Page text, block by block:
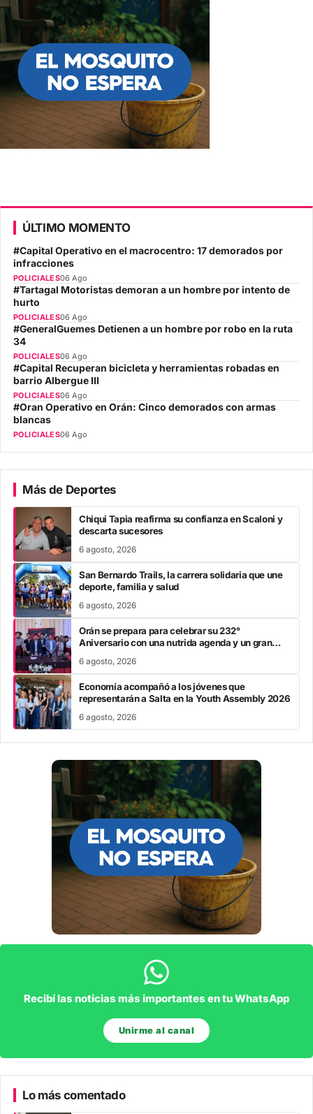
ÚLTIMO MOMENTO
#Capital Operativo en el macrocentro: 17 demorados por
infracciones
POLICIALES06 Ago
#Tartagal Motoristas demoran a un hombre por intento de
hurto
POLICIALES06 Ago
#GeneralGuemes Detienen a un hombre por robo en la ruta
34
POLICIALES06 Ago
#Capital Recuperan bicicleta y herramientas robadas en
barrio Albergue III
POLICIALES06 Ago
#Oran Operativo en Orán: Cinco demorados con armas
blancas
POLICIALES06 Ago
Más de Deportes
Chiqui Tapia reafirma su confianza en Scaloni y
descarta sucesores
6 agosto, 2026
San Bernardo Trails, la carrera solidaria que une
deporte, familia y salud
6 agosto, 2026
Orán se prepara para celebrar su 232°
Aniversario con una nutrida agenda y un gran
6 agosto, 2026
Economía acompañó a los jóvenes que
representarán a Salta en la Youth Assembly 2026
6 agosto, 2026
Recibí las noticias más importantes en tu WhatsApp
Unirme al canal
Lo más comentado